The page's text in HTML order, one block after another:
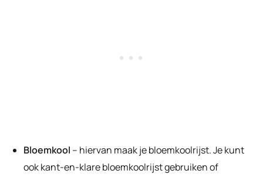
Bloemkool – hiervan maak je bloemkoolrijst. Je kunt
ook kant-en-klare bloemkoolrijst gebruiken of